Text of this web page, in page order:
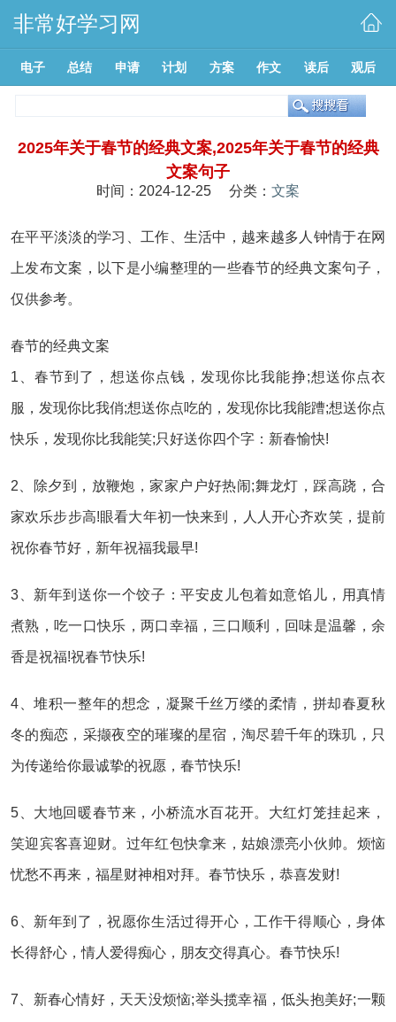
非常好学习网
电子 总结 申请 计划 方案 作文 读后 观后
2025年关于春节的经典文案,2025年关于春节的经典
文案句子
时间：2024-12-25 分类： 文案
在平平淡淡的学习、工作、生活中，越来越多人钟情于在网
上发布文案，以下是小编整理的一些春节的经典文案句子，
仅供参考。
春节的经典文案
1、春节到了，想送你点钱，发现你比我能挣;想送你点衣
服，发现你比我俏;想送你点吃的，发现你比我能蹧;想送你点
快乐，发现你比我能笑;只好送你四个字：新春愉快!
2、除夕到，放鞭炮，家家户户好热闹;舞龙灯，踩高跷，合
家欢乐步步高!眼看大年初一快来到，人人开心齐欢笑，提前
祝你春节好，新年祝福我最早!
3、新年到送你一个饺子：平安皮儿包着如意馅儿，用真情
煮熟，吃一口快乐，两口幸福，三口顺利，回味是温馨，余
香是祝福!祝春节快乐!
4、堆积一整年的想念，凝聚千丝万缕的柔情，拼却春夏秋
冬的痴恋，采撷夜空的璀璨的星宿，淘尽碧千年的珠玑，只
为传递给你最诚挚的祝愿，春节快乐!
5、大地回暖春节来，小桥流水百花开。大红灯笼挂起来，
笑迎宾客喜迎财。过年红包快拿来，姑娘漂亮小伙帅。烦恼
忧愁不再来，福星财神相对拜。春节快乐，恭喜发财!
6、新年到了，祝愿你生活过得开心，工作干得顺心，身体
长得舒心，情人爱得痴心，朋友交得真心。春节快乐!
7、新春心情好，天天没烦恼;举头揽幸福，低头抱美好;一颗